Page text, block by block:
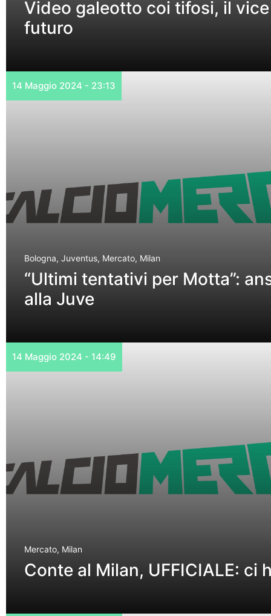
Video galeotto coi tifosi, il
futuro
14 Maggio 2024 - 23:13
Bologna, Juventus, Mercato, Milan
“Ultimi tentativi per Motta”:
alla Juve
14 Maggio 2024 - 14:49
Mercato, Milan
Conte al Milan, UFFICIALE: ci